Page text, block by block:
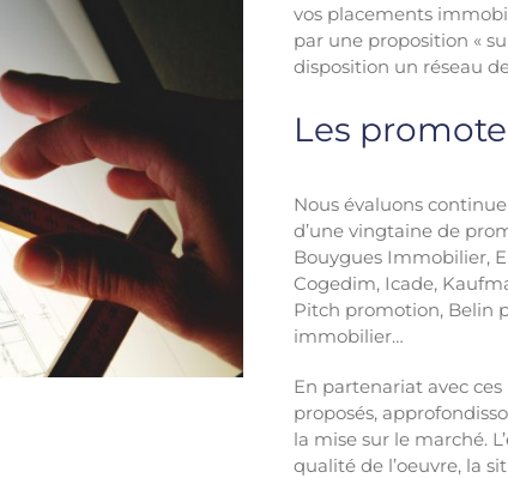
vos placements
par une proposition «
disposition un réseau
Les
Nous évaluons
d’une vingtaine de
Bouygues Immobilier,
Cogedim, Icade,
Pitch promotion, Belin
immobilier…
En partenariat avec
proposés,
la mise sur le marché.
qualité de l’oeuvre, la